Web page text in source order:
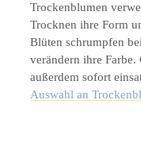
Trockenblumen
Trocknen ihre Form
Blüten schrumpfen
verändern ihre
außerdem sofort
Auswahl an